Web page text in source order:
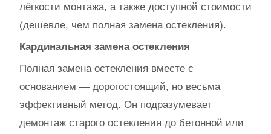
лёгкости монтажа, а также доступной стоимости
(дешевле, чем полная замена остекления).
Кардинальная замена остекления
Полная замена остекления вместе с
основанием — дорогостоящий, но весьма
эффективный метод. Он подразумевает
демонтаж старого остекления до бетонной или